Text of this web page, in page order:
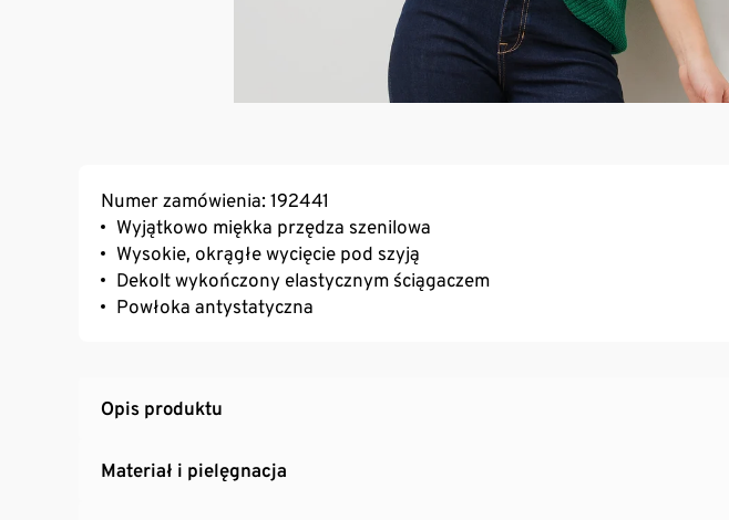
Numer zamówienia: 192441
Wyjątkowo miękka przędza szenilowa
Wysokie, okrągłe wycięcie pod szyją
Dekolt wykończony elastycznym ściągaczem
Powłoka antystatyczna
Opis produktu
Materiał i pielęgnacja